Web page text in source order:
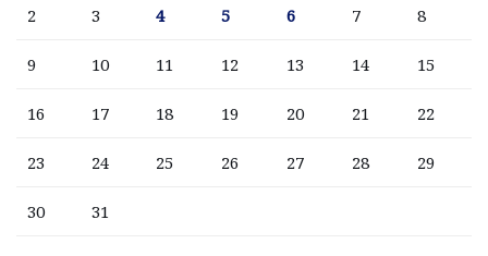
2 3 4 5 6 7 8
9 10 11 12 13 14 15
16 17 18 19 20 21 22
23 24 25 26 27 28 29
30 31